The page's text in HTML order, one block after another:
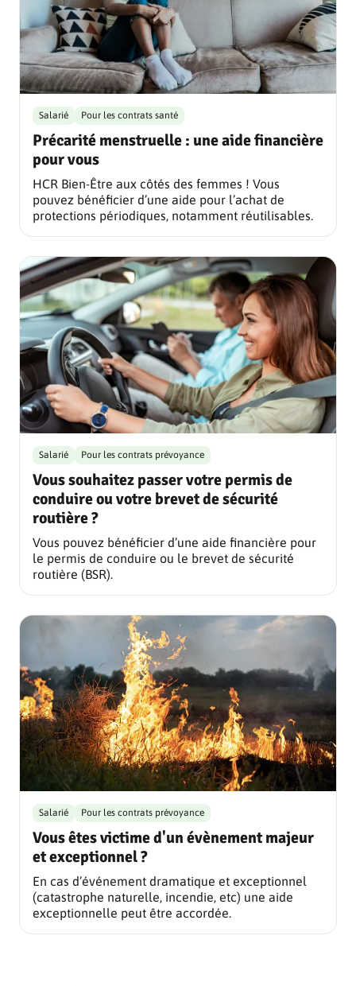
Précarité menstruelle : une aide financière
pour vous
Salarié Pour les contrats santé
HCR Bien-Être aux côtés des femmes ! Vous
pouvez bénéficier d’une aide pour l’achat de
protections périodiques, notamment réutilisables.
Vous souhaitez passer votre permis de
conduire ou votre brevet de sécurité
routière ?
Salarié Pour les contrats prévoyance
Vous pouvez bénéficier d’une aide financière pour
le permis de conduire ou le brevet de sécurité
routière (BSR).
Vous êtes victime d'un évènement majeur
et exceptionnel ?
Salarié Pour les contrats prévoyance
En cas d’événement dramatique et exceptionnel
(catastrophe naturelle, incendie, etc) une aide
exceptionnelle peut être accordée.